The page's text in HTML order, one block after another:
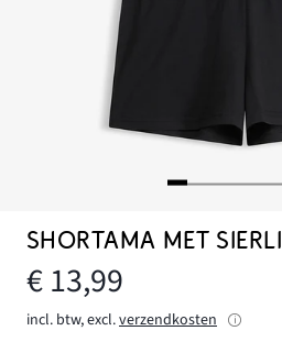
SHORTAMA MET
€ 13,99
incl. btw, excl.verzendkosten